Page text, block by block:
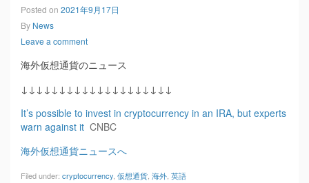
Posted on 2021年9月17日
By News
Leave a comment
海外仮想通貨のニュース
↓↓↓↓↓↓↓↓↓↓↓↓↓↓↓↓↓↓↓↓
It’s possible to invest in cryptocurrency in an IRA, but experts
warn against it CNBC
海外仮想通貨ニュースへ
Filed under: cryptocurrency 仮想通貨 海外 英語